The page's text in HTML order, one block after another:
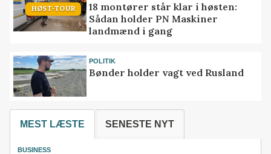
HØST-TOUR
18 montører står klar i høsten:
Sådan holder PN Maskiner
landmænd i gang
POLITIK
Bønder holder vagt ved Rusland
MEST LÆSTE SENESTE NYT
BUSINESS